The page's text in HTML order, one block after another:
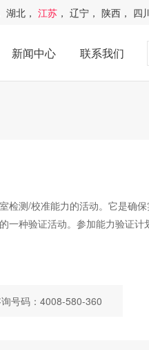
湖北 ， 江苏 ， 辽宁 ， 陕西 ， 四
新闻中心 联系我们
检测/校准能力的活动。它是确
一种验证活动。参加能力验证计
号码：4008-580-360